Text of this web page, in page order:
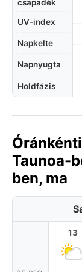
csapadék
UV-index
Napkelte
Napnyugta
Holdfázis
Taunoa-
ben, ma
13